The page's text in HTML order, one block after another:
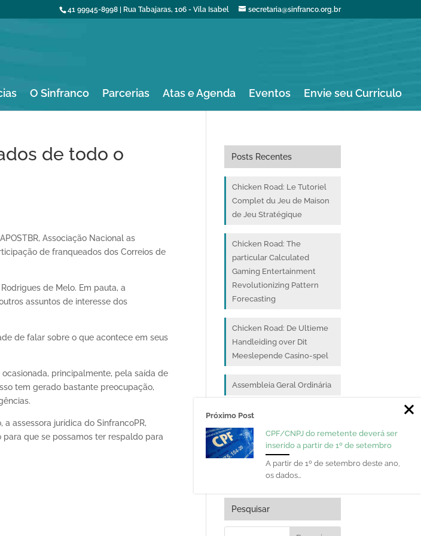
41 99945-8998 | Rua Tabajaras, 106 - Vila Isabel secretaria@sinfranco.org.br
O Sinfranco Parcerias Atas e Agenda Eventos Envie seu Curriculo
de todo o
Associação Nacional as
de franqueados dos Correios de
de Melo. Em pauta, a
assuntos de interesse dos
de falar sobre o que acontece em seus
principalmente, pela saída de
tem gerado bastante preocupação,
assessora jurídica do SinfrancoPR,
que se possamos ter respaldo para
Posts Recentes
Chicken Road: Le Tutoriel
Complet du Jeu de Maison
de Jeu Stratégique
Chicken Road: The
particular Calculated
Gaming Entertainment
Revolutionizing Pattern
Forecasting
Chicken Road: De Ultieme
Handleiding over Dit
Meeslepende Casino-spel
Assembleia Geral Ordinária
Franqueados dos Correios
do Paraná discutem
desempenho de 2025 e
projeções para 2026 em
Assembleia em Curitiba
Pesquisar
Próximo Post
CPF/CNPJ do remetente deverá ser
inserido a partir de 1º de setembro
A partir de 1º de setembro deste ano,
os dados…